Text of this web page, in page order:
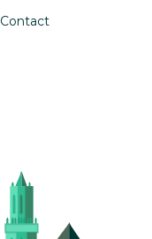
Contact